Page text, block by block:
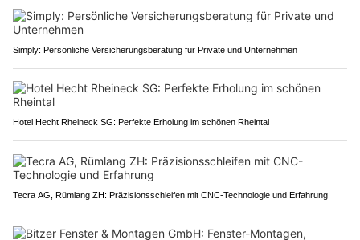
Simply: Persönliche Versicherungsberatung für Private und Unternehmen
Hotel Hecht Rheineck SG: Perfekte Erholung im schönen Rheintal
Tecra AG, Rümlang ZH: Präzisionsschleifen mit CNC-Technologie und Erfahrung